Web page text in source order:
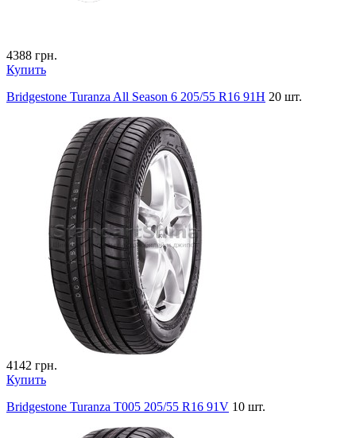
4388 грн.
Купить
Bridgestone Turanza All Season 6 205/55 R16 91H 20 шт.
4142 грн.
Купить
Bridgestone Turanza T005 205/55 R16 91V 10 шт.